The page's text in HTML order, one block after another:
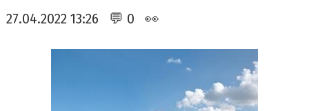
27.04.2022 13:26 💬 0 👀